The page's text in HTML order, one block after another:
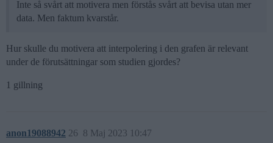
Inte så svårt att motivera men förstås svårt att bevisa utan mer
data. Men faktum kvarstår.
Hur skulle du motivera att interpolering i den grafen är relevant
under de förutsättningar som studien gjordes?
1 gillning
anon19088942 8 Maj 2023 10:47
26